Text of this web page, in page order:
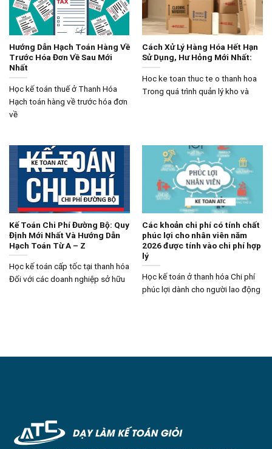
Hướng Dẫn Hạch Toán Hàng Về
Trước Hóa Đơn Về Sau Mới
Nhất
Học kế toán thuế ở Thanh Hóa
Hạch toán hàng về trước hóa đơn
về
Cách Xử Lý Hàng Hóa Hết Hạn
Sử Dụng, Hư Hỏng Mới Nhất:
Hoc ke toan thuc te o thanh hoa
Trong quá trình quản lý kho và
Kế Toán Chi Phí Đường Bộ: Quy
Định Mới Nhất Và Hướng Dẫn
Hạch Toán Từ A – Z
Học kế toán cấp tốc tại thanh hóa
Đối với các doanh nghiệp sở hữu
Các khoản chi phí có tính chất
phúc lợi cho nhân viên năm
2026 được tính vào chi phí hợp
lý
Học kế toán ở thanh hóa Chi phí
phúc lợi dành cho người lao động